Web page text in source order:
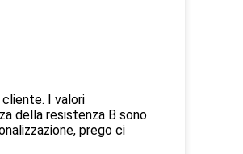
I valori
della resistenza B sono
prego ci